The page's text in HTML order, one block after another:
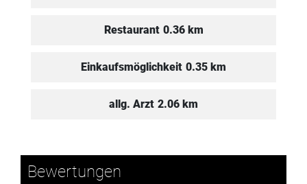
Restaurant 0.36 km
Einkaufsmöglichkeit 0.35 km
allg. Arzt 2.06 km
Bewertungen